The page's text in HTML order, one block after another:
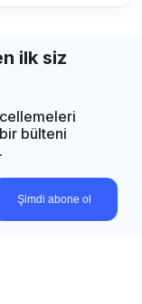
ilk siz
bülteni
Şimdi abone ol